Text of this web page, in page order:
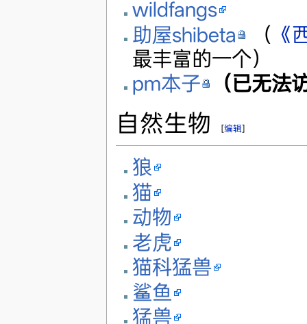
wildfangs
助屋shibeta
（ 《
最丰富的一个）
pm本子
（已无法
自然生物 [编辑]
狼
猫
动物
老虎
猫科猛兽
鲨鱼
猛兽